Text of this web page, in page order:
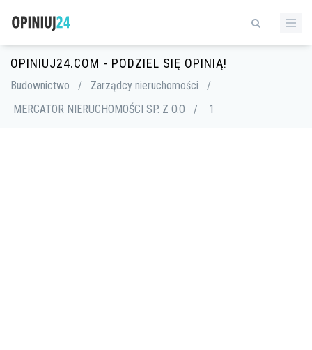
OPINIUJ24.COM - PODZIEL SIĘ OPINIĄ!
Budownictwo / Zarządcy nieruchomości
/
MERCATOR NIERUCHOMOŚCI SP. Z O.O
/ 1